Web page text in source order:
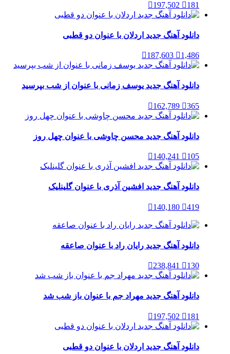
197,502 181
دانلود آهنگ جدید اردلان با عنوان دو قطبی
187,603 1,486
دانلود آهنگ جدید یوسف زمانی با عنوان از شب بپرسید
162,789 365
دانلود آهنگ جدید محسن چاوشی با عنوان چهل روز
140,241 105
دانلود آهنگ جدید افشین آذری با عنوان گلینلیک
140,180 419
دانلود آهنگ جدید رایان راد با عنوان صاعقه
238,841 130
دانلود آهنگ جدید مهراد جم با عنوان باز شب شد
197,502 181
دانلود آهنگ جدید اردلان با عنوان دو قطبی